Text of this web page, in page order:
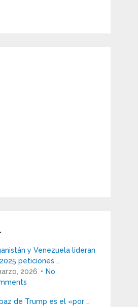
y Venezuela lideran
peticiones …
2026
No
de Trump es el «por …